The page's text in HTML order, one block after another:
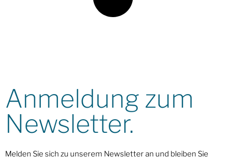
Anmeldung zum
Newsletter.
Melden Sie sich zu unserem Newsletter an und bleiben Sie